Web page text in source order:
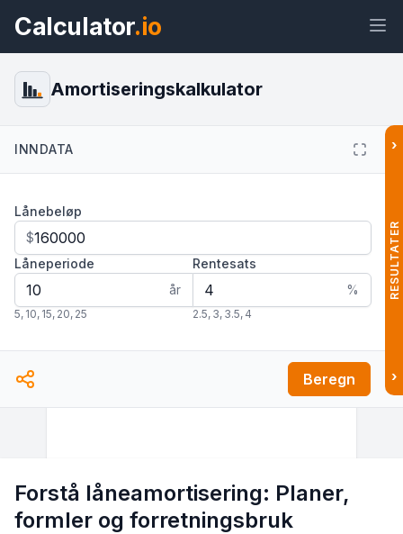
Calculator.io
Amortiseringskalkulator Widget
Amortiseringskalkulator
INNDATA
Lånebeløp
$
Låneperiode
år
5, 10, 15, 20, 25
Rentesats
%
2.5, 3, 3.5, 4
Beregn
›
RESULTATER
›
Forstå låneamortisering: Planer,
formler og forretningsbruk